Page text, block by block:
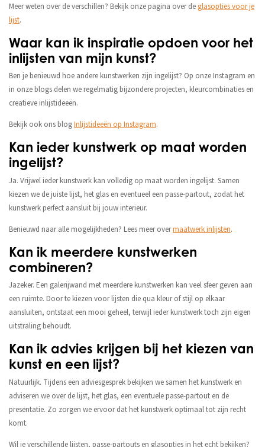
Meer weten over de verschillen? Bekijk onze pagina over deglasopties voor je
lijst.
Waar kan ik inspiratie opdoen voor het
inlijsten van mijn kunst?
Ben je benieuwd hoe andere kunstwerken zijn ingelijst? Op onze Instagram en
in onze blogs delen we regelmatig bijzondere projecten, kleurcombinaties en
creatieve inlijstideeën.
Bekijk ook ons blogInlijstideeën op Instagram.
Kan ieder kunstwerk op maat worden
ingelijst?
Ja. Vrijwel ieder kunstwerk kan volledig op maat worden ingelijst. Samen
kiezen we de juiste lijst, het glas en eventueel een passe-partout, zodat het
kunstwerk perfect aansluit bij jouw interieur.
Benieuwd naar alle mogelijkheden? Lees meer overmaatwerk inlijsten.
Kan ik meerdere kunstwerken
combineren?
Jazeker. Een galerijwand met meerdere kunstwerken kan veel sfeer geven aan
een ruimte. Door te kiezen voor lijsten die qua kleur of stijl op elkaar
aansluiten, ontstaat een mooi geheel, terwijl ieder kunstwerk toch zijn eigen
uitstraling behoudt.
Kan ik advies krijgen bij het kiezen van
kunst en een lijst?
Natuurlijk. Tijdens een adviesgesprek bekijken we samen het kunstwerk en
adviseren we over de lijst, het glas, een eventuele passe-partout en de
presentatie. Zo zorgen we ervoor dat het kunstwerk optimaal tot zijn recht
komt.
Wil je verschillende lijsten, passe-partouts en glasopties in het echt bekijken?